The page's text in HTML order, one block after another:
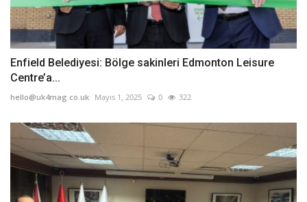
Enfield Belediyesi: Bölge sakinleri Edmonton Leisure
Centre’a...
hello@uk4mag.co.uk Mayıs 1, 2025 0 322